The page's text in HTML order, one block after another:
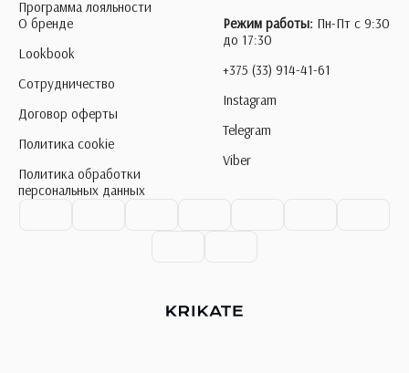
Программа лояльности
О бренде
Lookbook
Сотрудничество
Договор оферты
Политика cookie
Политика обработки
персональных данных
Режим работы: Пн-Пт с 9:30
до 17:30
+375 (33) 914-41-61
Instagram
Telegram
Viber